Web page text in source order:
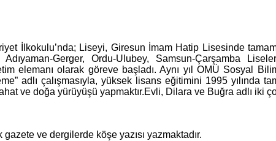
İlkokulu’nda; Liseyi, Giresun İmam Hatip Lisesinde
Gerger, Ordu-Ulubey, Samsun-Çarşamba
elemanı olarak göreve başladı. Aynı yıl OMÜ Sosyal
adlı çalışmasıyla, yüksek lisans eğitimini 1995 yılında
ve doğa yürüyüşü yapmaktır.Evli, Dilara ve Buğra adlı iki
ve dergilerde köşe yazısı yazmaktadır.